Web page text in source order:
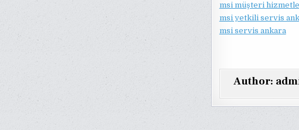
msi müşteri
msi yetkili servis
msi servis ankara
Author: